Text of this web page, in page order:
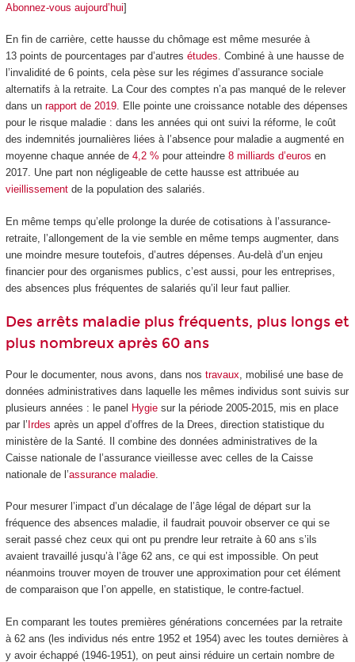
Abonnez-vous aujourd’hui]
En fin de carrière, cette hausse du chômage est même mesurée à
13 points de pourcentages par d’autres études. Combiné à une hausse de
l’invalidité de 6 points, cela pèse sur les régimes d’assurance sociale
alternatifs à la retraite. La Cour des comptes n’a pas manqué de le relever
dans un rapport de 2019. Elle pointe une croissance notable des dépenses
pour le risque maladie : dans les années qui ont suivi la réforme, le coût
des indemnités journalières liées à l’absence pour maladie a augmenté en
moyenne chaque année de 4,2 % pour atteindre 8 milliards d’euros en
2017. Une part non négligeable de cette hausse est attribuée au
vieillissementde la population des salariés.
En même temps qu’elle prolonge la durée de cotisations à l’assurance-
retraite, l’allongement de la vie semble en même temps augmenter, dans
une moindre mesure toutefois, d’autres dépenses. Au-delà d’un enjeu
financier pour des organismes publics, c’est aussi, pour les entreprises,
des absences plus fréquentes de salariés qu’il leur faut pallier.
Des arrêts maladie plus fréquents, plus longs et
plus nombreux après 60 ans
Pour le documenter, nous avons, dans nos travaux , mobilisé une base de
données administratives dans laquelle les mêmes individus sont suivis sur
plusieurs années : le panel Hygiesur la période 2005-2015, mis en place
par l’ Irdes après un appel d’offres de la Drees, direction statistique du
ministère de la Santé. Il combine des données administratives de la
Caisse nationale de l’assurance vieillesse avec celles de la Caisse
nationale de l’assurance maladie.
Pour mesurer l’impact d’un décalage de l’âge légal de départ sur la
fréquence des absences maladie, il faudrait pouvoir observer ce qui se
serait passé chez ceux qui ont pu prendre leur retraite à 60 ans s’ils
avaient travaillé jusqu’à l’âge 62 ans, ce qui est impossible. On peut
néanmoins trouver moyen de trouver une approximation pour cet élément
de comparaison que l’on appelle, en statistique, le contre-factuel.
En comparant les toutes premières générations concernées par la retraite
à 62 ans (les individus nés entre 1952 et 1954) avec les toutes dernières à
y avoir échappé (1946-1951), on peut ainsi réduire un certain nombre de